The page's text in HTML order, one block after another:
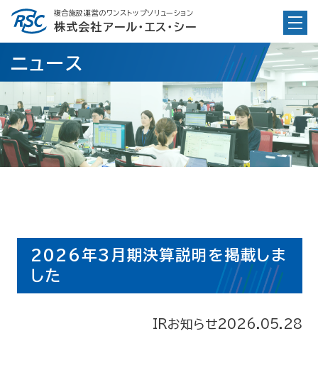
Skip
content
複合施設運営のワンストップソリューション
株式会社アール・エス・シー
ニュース
2026年3月期決算説明を掲載しま
した
IRお知らせ2026.05.28